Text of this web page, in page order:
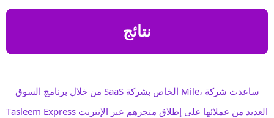
نتائج
من خلال برنامج السوق SaaS الخاص بشركة Mile، ساعدت شركة
Tasleem Express العديد من عملائها على إطلاق متجرهم عبر الإنترنت